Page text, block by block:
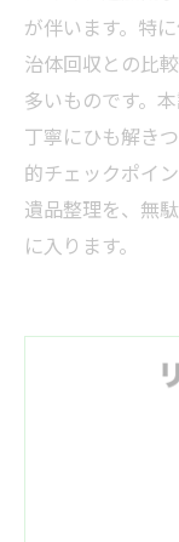
が伴います。特
治体回収との比
多いものです。
丁寧にひも解き
的チェックポイ
遺品整理を、無
に入ります。